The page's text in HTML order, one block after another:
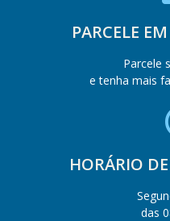
PARCELE
Parcele
e tenha mais
HORÁRIO
das